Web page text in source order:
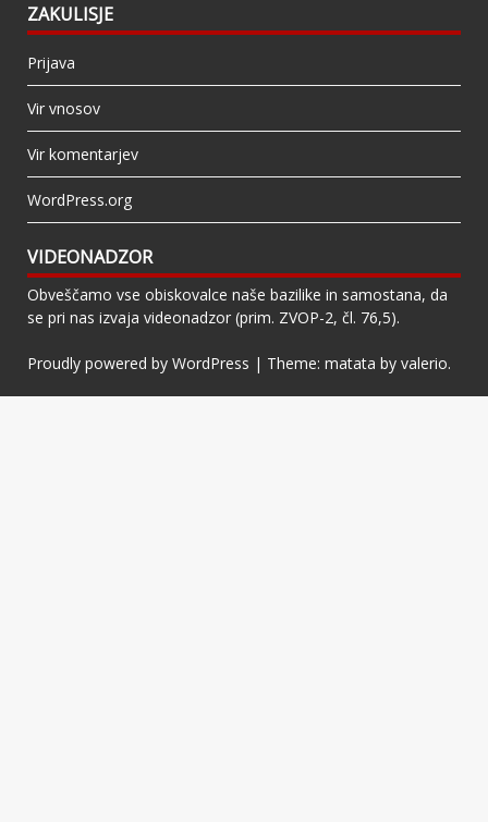
ZAKULISJE
Prijava
Vir vnosov
Vir komentarjev
WordPress.org
VIDEONADZOR
Obveščamo vse obiskovalce naše bazilike in samostana, da
se pri nas izvaja videonadzor (prim. ZVOP-2, čl. 76,5).
Proudly powered by WordPress | Theme: matata by valerio.